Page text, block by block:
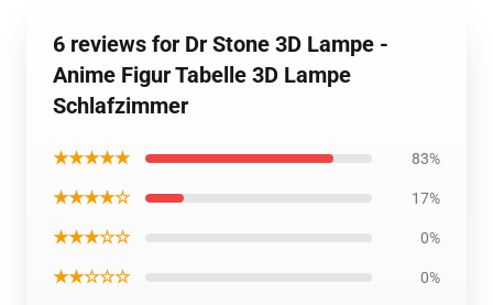
6 reviews for Dr Stone 3D Lampe -
Anime Figur Tabelle 3D Lampe
Schlafzimmer
★★★★★ 83%
★★★★☆ 17%
★★★☆☆ 0%
★★☆☆☆ 0%